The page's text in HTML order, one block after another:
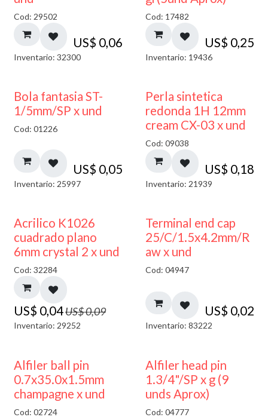
Cod: 29502
US$ 0,06
Inventario: 32300
Cod: 17482
US$ 0,25
Inventario: 19436
Bola fantasia ST-
1/5mm/SP x und
Cod: 01226
US$ 0,05
Inventario: 25997
Perla sintetica
redonda 1H 12mm
cream CX-03 x und
Cod: 09038
US$ 0,18
Inventario: 21939
50% DESCUENTO
Acrilico K1026
cuadrado plano
6mm crystal 2 x und
Cod: 32284
US$ 0,04US$0,09
Inventario: 29252
Terminal end cap
25/C/1.5x4.2mm/R
aw x und
Cod: 04947
US$ 0,02
Inventario: 83222
Alfiler ball pin
0.7x35.0x1.5mm
champagne x und
Cod: 02724 50% DESCUENTO
Alfiler head pin
1.3/4"/SP x g (9
unds Aprox)
Cod: 04777